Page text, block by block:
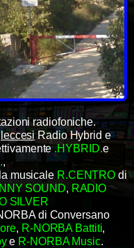
radiofoniche.
leccesiRadio Hybrid e
.HYBRID.e
,
musicale R.CENTRO di
SOUND, RADIO
SILVER
di Conversano
, R-NORBA Battiti,
e R-NORBA Music.